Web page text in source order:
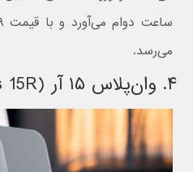
می‌رسد.
۴. وان‌پلاس ۱۵ آر (OnePlus 15R)